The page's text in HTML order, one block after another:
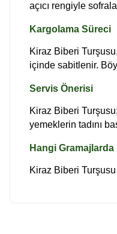
açıcı rengiyle
Kargolama Süreci
Kiraz Biberi
içinde sabitlenir.
Servis Önerisi
Kiraz Biberi
yemeklerin tadını
Hangi Gramajlarda
Kiraz Biberi